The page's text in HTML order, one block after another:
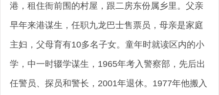
港，租住衙前围的村屋，跟二房东份属乡里。父亲
早年来港谋生，任职九龙巴士售票员，母亲是家庭
主妇，父母育有10多名子女。童年时就读区内的小
学，中一时辍学谋生，1965年考入警察部，先后出
任警员、探员和警长，2001年退休。1977年他搬入